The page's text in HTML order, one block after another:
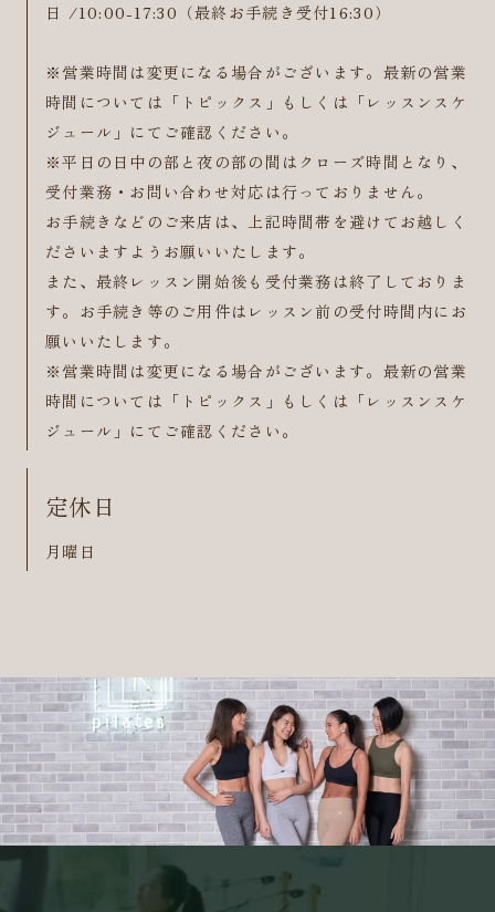
日 /10:00-17:30（最終お手続き受付16:30）
※営業時間は変更になる場合がございます。最新の営業
時間については「トピックス」もしくは「レッスンスケ
ジュール」にてご確認ください。
※平日の日中の部と夜の部の間はクローズ時間となり、
受付業務・お問い合わせ対応は行っておりません。
お手続きなどのご来店は、上記時間帯を避けてお越しく
ださいますようお願いいたします。
また、最終レッスン開始後も受付業務は終了しておりま
す。お手続き等のご用件はレッスン前の受付時間内にお
願いいたします。
※営業時間は変更になる場合がございます。最新の営業
時間については「トピックス」もしくは「レッスンスケ
ジュール」にてご確認ください。
定休日
月曜日